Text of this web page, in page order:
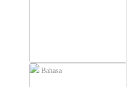
Bahasa